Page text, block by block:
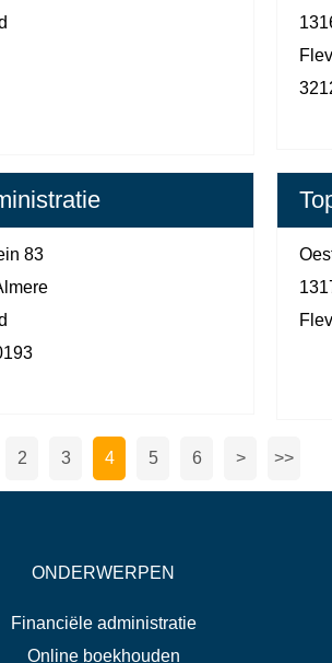
83
2 3 4 5 6 > >>
ONDERWERPEN
Financiële administratie
Online boekhouden